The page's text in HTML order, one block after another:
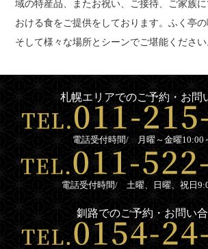
域の特産品、またお祝い、ご接待、ご家族
おける食をご提供をしております。ふく亭
そして様々な場所とシーンでご堪能ください
札幌エリアでのご予約・お問
電話受付時間/ 月曜～金曜10:00
電話受付時間/ 土曜、日曜、祝日
釧路でのご予約・お問い